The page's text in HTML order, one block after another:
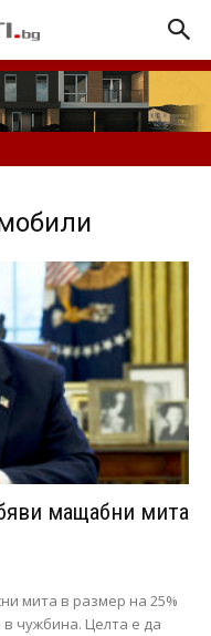
мащабни мита
мита в размер на 25%
чужбина. Целта е да